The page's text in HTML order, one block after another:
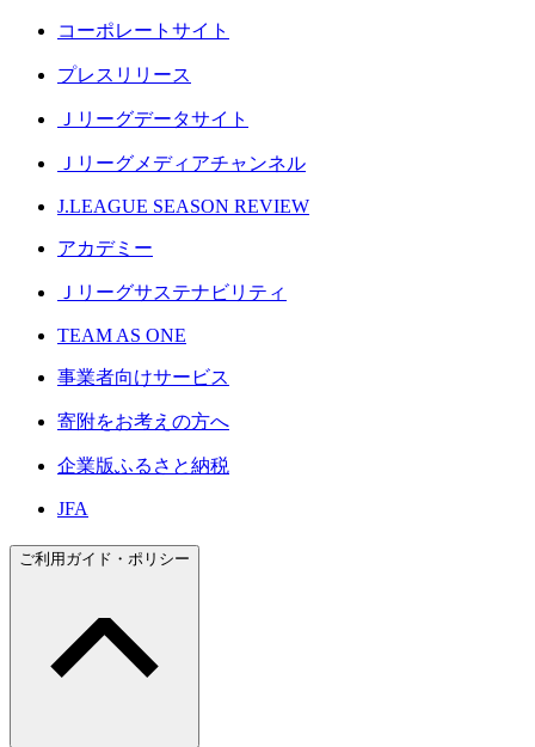
コーポレートサイト
プレスリリース
Ｊリーグデータサイト
Ｊリーグメディアチャンネル
J.LEAGUE SEASON REVIEW
アカデミー
Ｊリーグサステナビリティ
TEAM AS ONE
事業者向けサービス
寄附をお考えの方へ
企業版ふるさと納税
JFA
ご利用ガイド・ポリシー